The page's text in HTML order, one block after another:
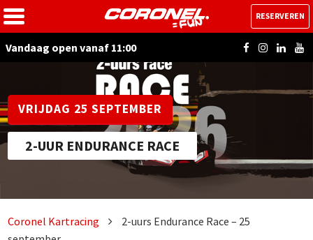
Vandaag open vanaf 11:00
RESERVEREN
VRIJDAG 25 SEPTEMBER
2-UUR ENDURANCE RACE
Coronel Kartracing
2-uurs Endurance Race – 25